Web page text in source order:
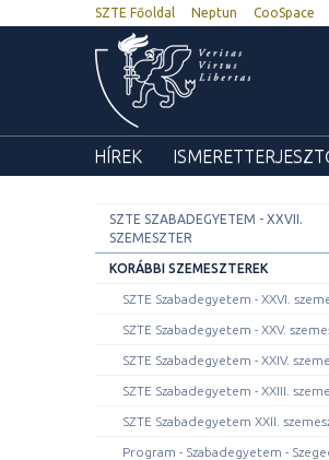
SZTE Főoldal Neptun CooSpace
HÍREK
SZTE SZABADEGYETEM - XXVII.
SZEMESZTER
KORÁBBI SZEMESZTEREK
SZTE Szabadegyetem - XXVI.
SZTE Szabadegyetem - XXV.
SZTE Szabadegyetem - XXIV.
SZTE Szabadegyetem - XXIII.
SZTE Szabadegyetem XXII.
Program - Szabadegyetem -